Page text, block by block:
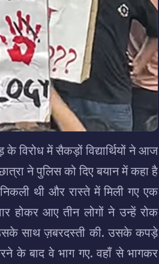
विरोध में सैकड़ों विद्यार्थियों ने आज
ने पुलिस को दिए बयान में कहा है
थी और रास्ते में मिली गए एक
होकर आए तीन लोगों ने उन्हें रोक
साथ ज़बरदस्ती की. उसके कपड़े
के बाद वे भाग गए. वहाँ से भागकर